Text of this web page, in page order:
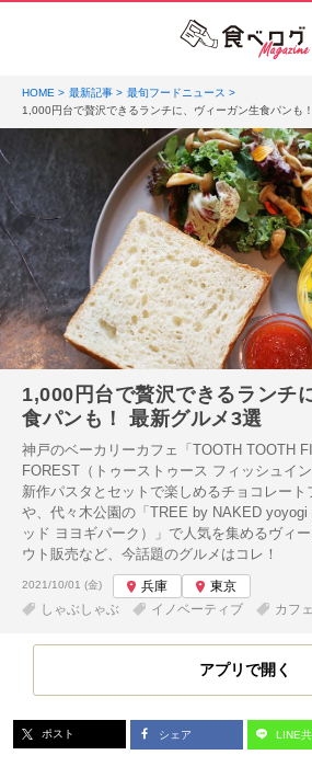
HOME 最新記事
最旬フードニュース
1,000円台で贅沢できるランチに、ヴィーガン生食パンも
1,000円台で贅沢できるランチ
食パンも！ 最新グルメ3選
神戸のベーカリーカフェ「TOOTH TOOTH
FOREST（トゥーストゥース フィッシュイ
新作パスタとセットで楽しめるチョコレー
や、代々木公園の「TREE by NAKED
ッド ヨヨギパーク）」で人気を集めるヴィ
ウト販売など、今話題のグルメはコレ！
投稿日:
2021/10/01 (金) 兵庫
東京
しゃぶしゃぶ
イノベーティブ カフェ
アプリで開く
ポスト シェア LINE